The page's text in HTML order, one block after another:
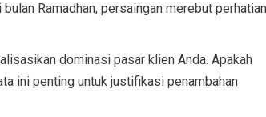
Ramadhan, persaingan merebut perhatian
dominasi pasar klien Anda. Apakah
ini penting untuk justifikasi penambahan